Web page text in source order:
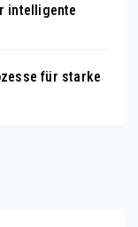
intelligente
für starke